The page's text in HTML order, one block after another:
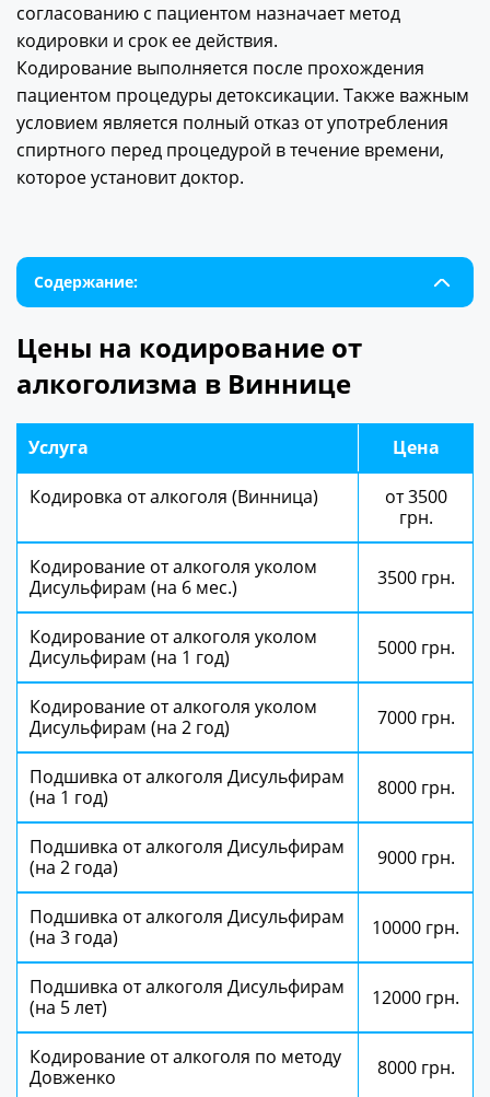
согласованию с пациентом назначает метод
кодировки и срок ее действия.
Кодирование выполняется после прохождения
пациентом процедуры детоксикации. Также важным
условием является полный отказ от употребления
спиртного перед процедурой в течение времени,
которое установит доктор.
Содержание:
Цены на кодирование от
алкоголизма в Виннице
Услуга Цена
Кодировка от алкоголя (Винница)
от 3500
грн.
Кодирование от алкоголя уколом
Дисульфирам (на 6 мес.)
3500 грн.
Кодирование от алкоголя уколом
Дисульфирам (на 1 год)
5000 грн.
Кодирование от алкоголя уколом
Дисульфирам (на 2 год)
7000 грн.
Подшивка от алкоголя Дисульфирам
(на 1 год)
8000 грн.
Подшивка от алкоголя Дисульфирам
(на 2 года)
9000 грн.
Подшивка от алкоголя Дисульфирам
(на 3 года)
10000 грн.
Подшивка от алкоголя Дисульфирам
(на 5 лет)
12000 грн.
Кодирование от алкоголя по методу
Довженко
8000 грн.